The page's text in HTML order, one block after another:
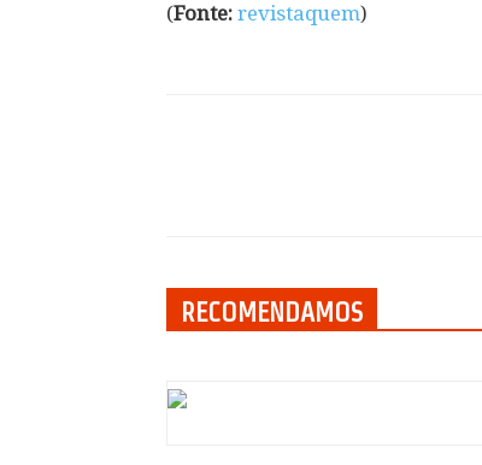
(Fonte: revistaquem)
RECOMENDAMOS